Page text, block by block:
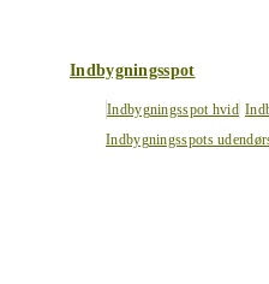
Indbygningsspot
Indbygningsspot hvid
Indbygningsspots